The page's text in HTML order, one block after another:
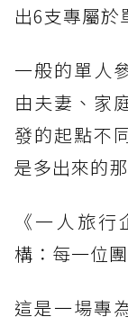
出6支專屬於
一般的單人
由夫妻、家
發的起點不
是多出來的
《一人旅
構：每一位
這是一場專